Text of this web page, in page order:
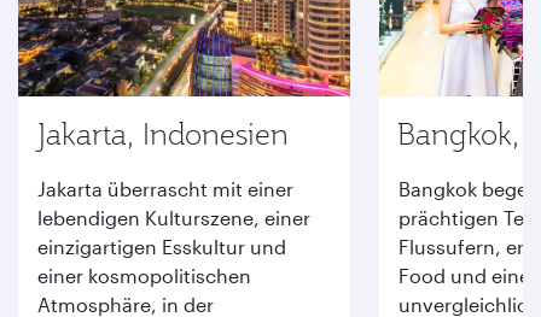
Jakarta, Indonesien
Jakarta überrascht mit einer
lebendigen Kulturszene, einer
einzigartigen Esskultur und
einer kosmopolitischen
Atmosphäre, in der
Bangkok,
Bangkok
prächtigen
Flussufern,
Food und